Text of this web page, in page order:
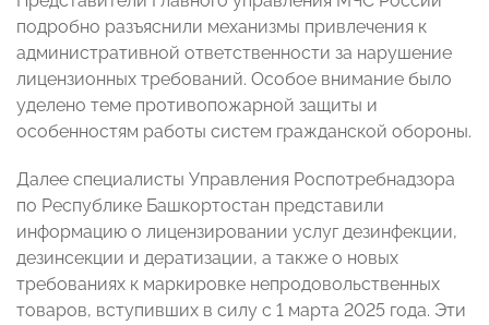
подробно разъяснили механизмы привлечения к
административной ответственности за нарушение
лицензионных требований. Особое внимание было
уделено теме противопожарной защиты и
особенностям работы систем гражданской обороны.
Далее специалисты Управления Роспотребнадзора
по Республике Башкортостан представили
информацию о лицензировании услуг дезинфекции,
дезинсекции и дератизации, а также о новых
требованиях к маркировке непродовольственных
товаров, вступивших в силу с 1 марта 2025 года. Эти